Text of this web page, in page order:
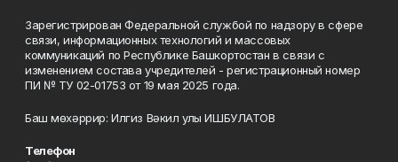
Зарегистрирован Федеральной службой по надзору в сфере
связи, информационных технологий и массовых
коммуникаций по Республике Башкортостан в связи с
изменением состава учредителей - регистрационный номер
ПИ № ТУ 02-01753 от 19 мая 2025 года.
Баш мөхәррир: Илгиз Вәкил улы ИШБУЛАТОВ
Телефон